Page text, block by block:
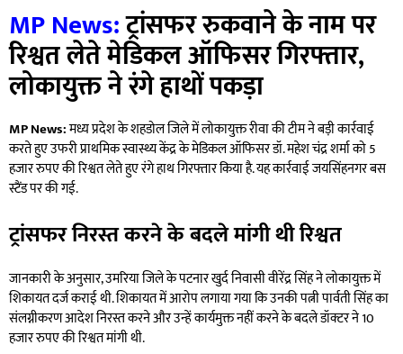
MP News:ट्रांसफर रुकवाने के नाम पर
रिश्वत लेते मेडिकल ऑफिसर गिरफ्तार,
लोकायुक्त ने रंगे हाथों पकड़ा
MP News:मध्य प्रदेश के शहडोल जिले में लोकायुक्त रीवा की टीम ने बड़ी कार्रवाई
करते हुए उफरी प्राथमिक स्वास्थ्य केंद्र के मेडिकल ऑफिसर डॉ. महेश चंद्र शर्मा को 5
हजार रुपए की रिश्वत लेते हुए रंगे हाथ गिरफ्तार किया है. यह कार्रवाई जयसिंहनगर बस
स्टैंड पर की गई.
ट्रांसफर निरस्त करने के बदले मांगी थी रिश्वत
जानकारी के अनुसार, उमरिया जिले के पटनार खुर्द निवासी वीरेंद्र सिंह ने लोकायुक्त में
शिकायत दर्ज कराई थी. शिकायत में आरोप लगाया गया कि उनकी पत्नी पार्वती सिंह का
संलग्नीकरण आदेश निरस्त करने और उन्हें कार्यमुक्त नहीं करने के बदले डॉक्टर ने 10
हजार रुपए की रिश्वत मांगी थी.